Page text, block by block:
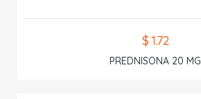
$ 1.72
PREDNISONA 20 MG